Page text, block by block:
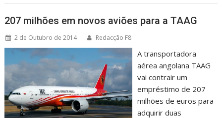
207 milhões em novos aviões para a TAAG
2 de Outubro de 2014 Redacção F8
A transportadora
aérea angolana TAAG
vai contrair um
empréstimo de 207
milhões de euros para
adquirir duas